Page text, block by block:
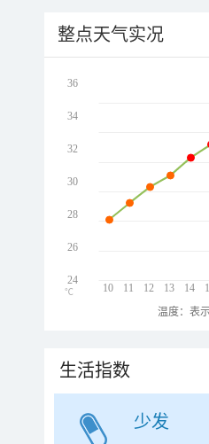
整点天气实况
10 11 12 13 14
36
34
32
30
28
26
24
℃
温度：表
生活指数
少发